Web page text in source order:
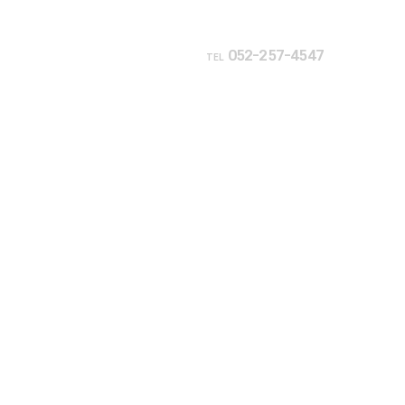
TEL 052-257-4547